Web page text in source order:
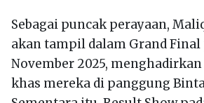
Sebagai puncak perayaan,
akan tampil dalam Grand Final
November 2025,
khas mereka di panggung